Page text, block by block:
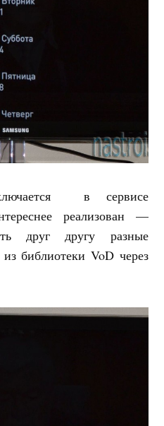
в сервисе
реализован —
друг другу разные
библиотеки VoD через